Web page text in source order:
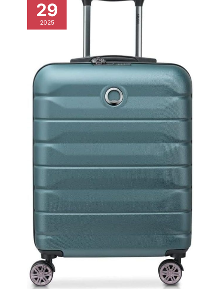
29
2025